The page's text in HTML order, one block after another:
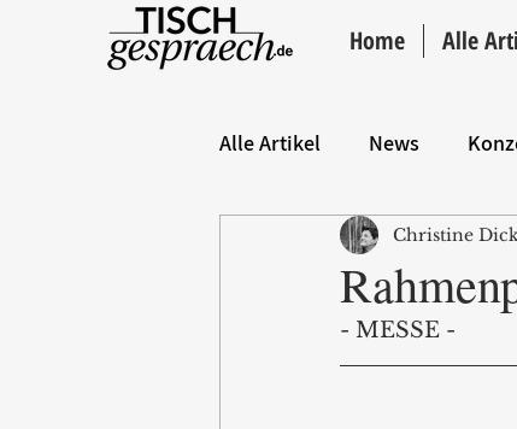
Home Alle
Alle Artikel News
Hintergrund ANZEIGE
Christine
- MESSE -